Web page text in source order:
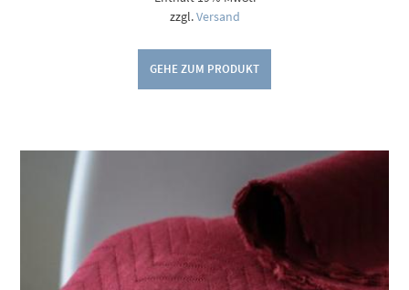
zzgl.Versand
GEHE ZUM PRODUKT